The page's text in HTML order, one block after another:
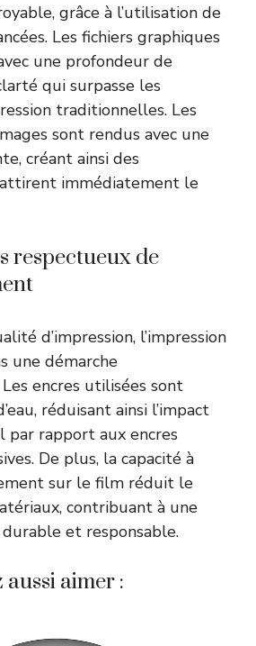
grâce à l’utilisation de
Les fichiers graphiques
une profondeur de
qui surpasse les
traditionnelles. Les
sont rendus avec une
créant ainsi des
immédiatement le
respectueux de
d’impression, l’impression
une démarche
encres utilisées sont
réduisant ainsi l’impact
par rapport aux encres
De plus, la capacité à
sur le film réduit le
contribuant à une
et responsable.
aimer :